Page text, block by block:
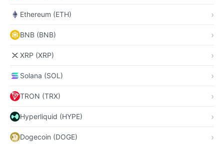
Ethereum (ETH)
BNB (BNB)
XRP (XRP)
Solana (SOL)
TRON (TRX)
Hyperliquid (HYPE)
Dogecoin (DOGE)